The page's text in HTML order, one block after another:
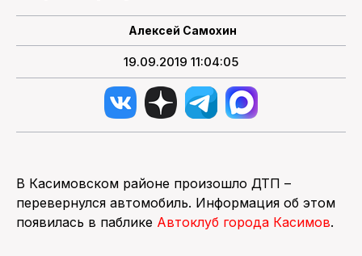
Алексей Самохин
19.09.2019 11:04:05
В Касимовском районе произошло ДТП –
перевернулся автомобиль. Информация об этом
появилась в паблике Автоклуб города Касимов.